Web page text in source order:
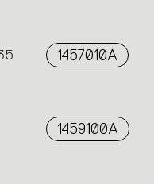
1457010A
1459100A